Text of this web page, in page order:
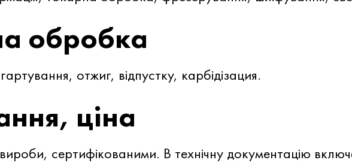
обробка
отжиг, відпустку, карбідізация.
ціна
сертифікованими. В технічну документацію